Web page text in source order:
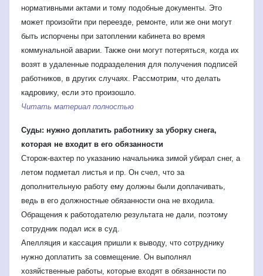
нормативными актами и тому подобные документы. Это
может произойти при переезде, ремонте, или же они могут
быть испорчены при затоплении кабинета во время
коммунальной аварии. Также они могут потеряться, когда их
возят в удаленные подразделения для получения подписей
работников, в других случаях. Рассмотрим, что делать
кадровику, если это произошло.
Читать материал полностью
Суды: нужно доплатить работнику за уборку снега,
которая не входит в его обязанности
Сторож-вахтер по указанию начальника зимой убирал снег, а
летом подметал листья и пр. Он счел, что за
дополнительную работу ему должны были доплачивать,
ведь в его должностные обязанности она не входила.
Обращения к работодателю результата не дали, поэтому
сотрудник подал иск в суд.
Апелляция и кассация пришли к выводу, что сотруднику
нужно доплатить за совмещение. Он выполнял
хозяйственные работы, которые входят в обязанности по